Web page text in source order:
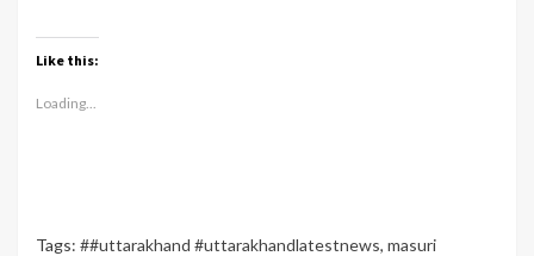
Like this:
Loading...
Tags: ##uttarakhand #uttarakhandlatestnews, masuri